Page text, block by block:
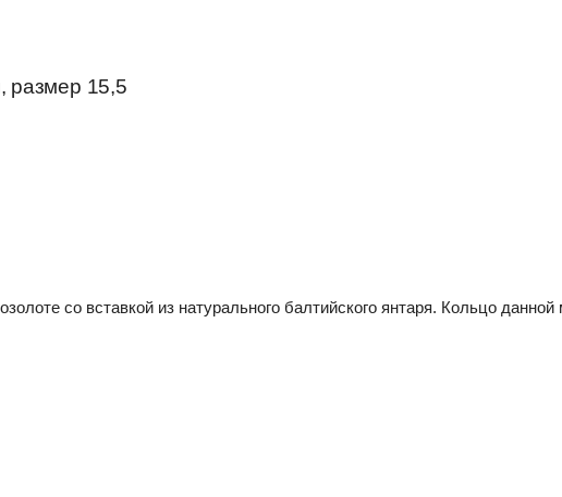
размер 15,5
со вставкой из натурального балтийского янтаря. Кольцо